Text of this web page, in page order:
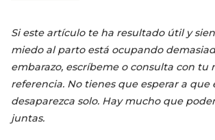
Si este artículo te ha resultado útil y
miedo al parto está ocupando
embarazo, escríbeme o consulta con tu
referencia. No tienes que esperar a que
desaparezca solo. Hay mucho que
juntas.